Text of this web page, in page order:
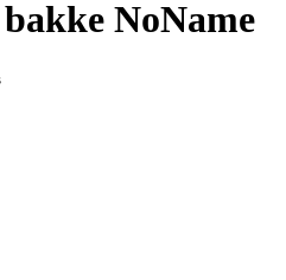
NoName